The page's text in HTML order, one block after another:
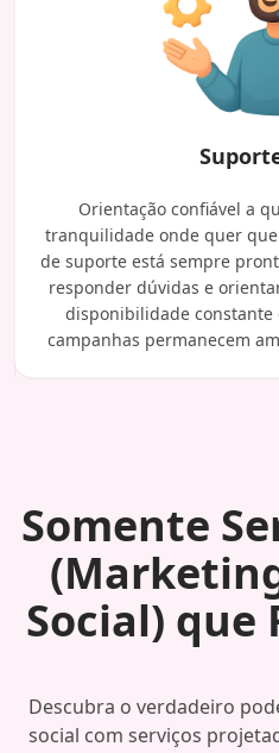
Orientação confiável a
tranquilidade onde quer
de suporte está sempre
responder dúvidas e
disponibilidade constante
campanhas permanecem
Somente
Social) que
Descubra o verdadeiro
social com serviços